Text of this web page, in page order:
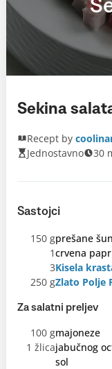
Sekina
Recept by
Jednostavno
30
Sastojci
150 gprešane
1crvena
3Kisela
250 gZlato Polje
Za salatni preljev
100 gmajoneze
1 žlicajabučnog
sol